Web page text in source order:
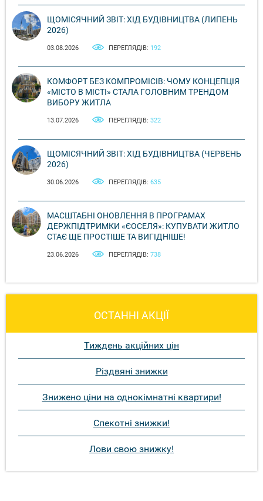
ЩОМІСЯЧНИЙ ЗВІТ: ХІД БУДІВНИЦТВА (ЛИПЕНЬ
2026)
03.08.2026 ПЕРЕГЛЯДІВ: 192
КОМФОРТ БЕЗ КОМПРОМІСІВ: ЧОМУ КОНЦЕПЦІЯ
«МІСТО В МІСТІ» СТАЛА ГОЛОВНИМ ТРЕНДОМ
ВИБОРУ ЖИТЛА
13.07.2026 ПЕРЕГЛЯДІВ: 322
ЩОМІСЯЧНИЙ ЗВІТ: ХІД БУДІВНИЦТВА (ЧЕРВЕНЬ
2026)
30.06.2026 ПЕРЕГЛЯДІВ: 635
МАСШТАБНІ ОНОВЛЕННЯ В ПРОГРАМАХ
ДЕРЖПІДТРИМКИ «ЄОСЕЛЯ»: КУПУВАТИ ЖИТЛО
СТАЄ ЩЕ ПРОСТІШЕ ТА ВИГІДНІШЕ!
23.06.2026 ПЕРЕГЛЯДІВ: 738
ОСТАННІ АКЦІЇ
Тиждень акційних цін
Різдвяні знижки
Знижено ціни на однокімнатні квартири!
Спекотні знижки!
Лови свою знижку!